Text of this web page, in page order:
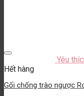
Yêu
Hết hàng
Gối chống trào ngược